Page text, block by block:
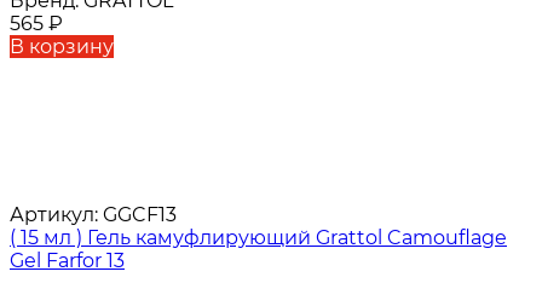
565 ₽
В корзину
Артикул: GGCF13
( 15 мл ) Гель камуфлирующий Grattol Camouflage
Gel Farfor 13